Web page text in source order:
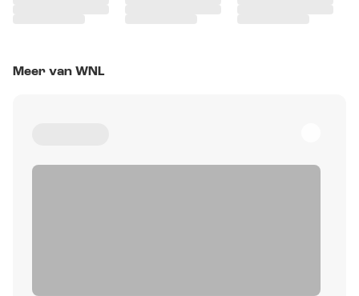
Meer van WNL